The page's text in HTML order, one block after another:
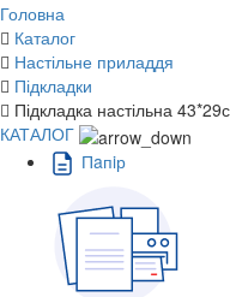
Головна
Каталог
Настільне приладдя
Підкладки
Підкладка настільна
КАТАЛОГ
Пaпiр